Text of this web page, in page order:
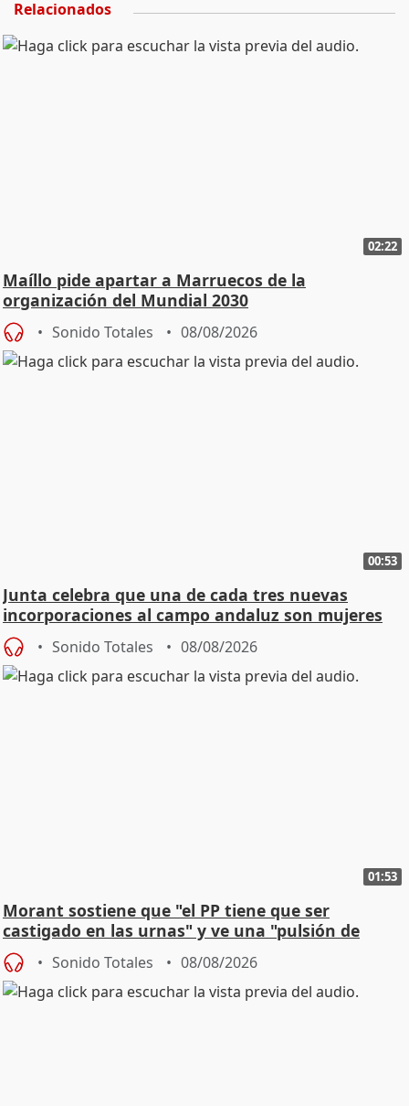
Relacionados
02:22
Maíllo pide apartar a Marruecos de la
organización del Mundial 2030
Sonido Totales 08/08/2026
00:53
Junta celebra que una de cada tres nuevas
incorporaciones al campo andaluz son mujeres
jóvenes
Sonido Totales 08/08/2026
01:53
Morant sostiene que "el PP tiene que ser
castigado en las urnas" y ve una "pulsión de
cambio"
Sonido Totales 08/08/2026